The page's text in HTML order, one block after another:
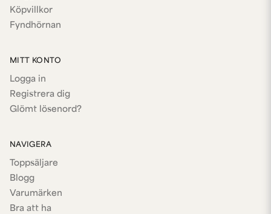
Köpvillkor
Fyndhörnan
MITT KONTO
Logga in
Registrera dig
Glömt lösenord?
NAVIGERA
Toppsäljare
Blogg
Varumärken
Bra att ha